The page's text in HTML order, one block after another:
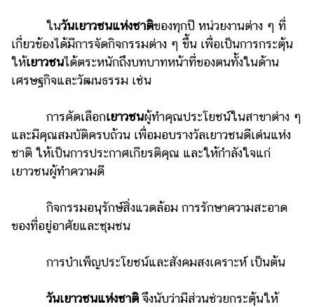
ในวันเยาวชนแห่งชาติของทุกปี หน่วยงานต่าง ๆ ที่
เกี่ยวข้องได้มีการจัดกิจกรรมต่าง ๆ ขึ้น เพื่อเป็นการกระตุ้น
ให้เยาวชนได้ตระหนักถึงบทบาทหน้าที่ของตนทั้งในด้าน
เศรษฐกิจและวัฒนธรรม เช่น
การคัดเลือกเยาวชนผู้ทำคุณประโยชน์ในสาขาต่าง ๆ
และมีคุณสมบัติครบถ้วน เพื่อมอบรางวัลเยาวชนดีเด่นแห่ง
ชาติ ให้เป็นการประกาศเกียรติคุณ และให้กำลังใจแก่
เยาวชนผู้ทำความดี
กิจกรรมอนุรักษ์สิ่งแวดล้อม การรักษาความสะอาด
ของที่อยู่อาศัยและชุมชน
การบำเพ็ญประโยชน์และสังคมสงเคราะห์ เป็นต้น
วันเยาวชนแห่งชาติจึงนับว่ามีส่วนช่วยกระตุ้นให้